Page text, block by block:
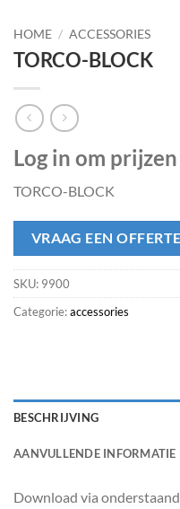
HOME / ACCESSORIES
TORCO-BLOCK
Log in om
TORCO-BLOCK
VRAAG EEN
SKU: 9900
Categorie:accessories
BESCHRIJVING
AANVULLENDE INFORMATIE
Download via